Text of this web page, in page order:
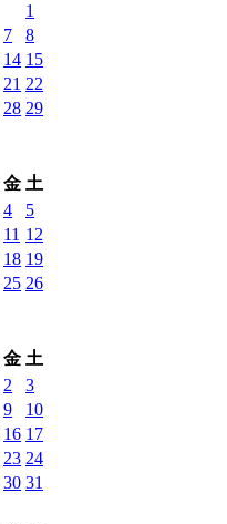
1
7
8
14 15
21 22
28 29
金 土
4
5
11 12
18 19
25 26
金 土
2
3
9
10
16 17
23 24
30 31